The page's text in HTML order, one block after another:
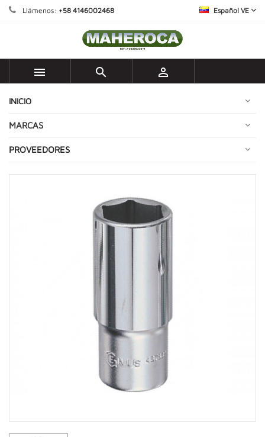
Llámenos: +58 4146002468 Español VE
  
INICIO
MARCAS
PROVEEDORES